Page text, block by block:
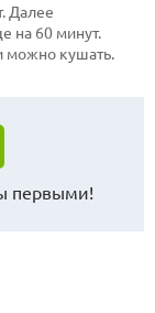
Далее
на 60 минут.
можно кушать.
первыми!